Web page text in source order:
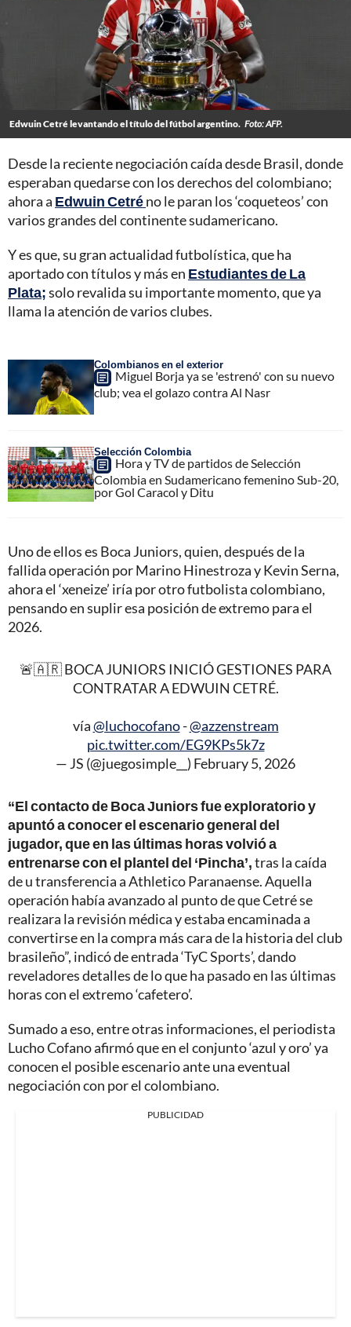
Edwuin Cetré levantando el título del fútbol argentino. Foto: AFP.
Desde la reciente negociación caída desde Brasil, donde
esperaban quedarse con los derechos del colombiano;
ahora a Edwuin Cetréno le paran los ‘coqueteos’ con
varios grandes del continente sudamericano.
Y es que, su gran actualidad futbolística, que ha
aportado con títulos y más en Estudiantes de La
Plata;solo revalida su importante momento, que ya
llama la atención de varios clubes.
Colombianos en el exterior
Miguel Borja ya se 'estrenó' con su nuevo
club; vea el golazo contra Al Nasr
Selección Colombia
Hora y TV de partidos de Selección
Colombia en Sudamericano femenino Sub-20,
por Gol Caracol y Ditu
Uno de ellos es Boca Juniors, quien, después de la
fallida operación por Marino Hinestroza y Kevin Serna,
ahora el ‘xeneize’ iría por otro futbolista colombiano,
pensando en suplir esa posición de extremo para el
2026.
🚨🇦🇷 BOCA JUNIORS INICIÓ GESTIONES PARA
CONTRATAR A EDWUIN CETRÉ.
vía@luchocofano-@azzenstream
pic.twitter.com/EG9KPs5k7z
— JS (@juegosimple__) February 5, 2026
“El contacto de Boca Juniors fue exploratorio y
apuntó a conocer el escenario general del
jugador, que en las últimas horas volvió a
entrenarse con el plantel del ‘Pincha’,tras la caída
de u transferencia a Athletico Paranaense. Aquella
operación había avanzado al punto de que Cetré se
realizara la revisión médica y estaba encaminada a
convertirse en la compra más cara de la historia del club
brasileño”, indicó de entrada ‘TyC Sports’, dando
reveladores detalles de lo que ha pasado en las últimas
horas con el extremo ‘cafetero’.
Sumado a eso, entre otras informaciones, el periodista
Lucho Cofano afirmó que en el conjunto ‘azul y oro’ ya
conocen el posible escenario ante una eventual
negociación con por el colombiano.
PUBLICIDAD